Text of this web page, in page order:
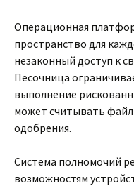
Операционная
пространство для
незаконный доступ к
Песочница
выполнение
может считывать
одобрения.
Система полномочий
возможностям